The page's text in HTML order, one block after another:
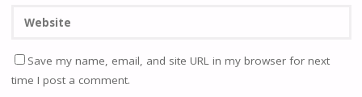
Save my name, email, and site URL in my browser for next
time I post a comment.